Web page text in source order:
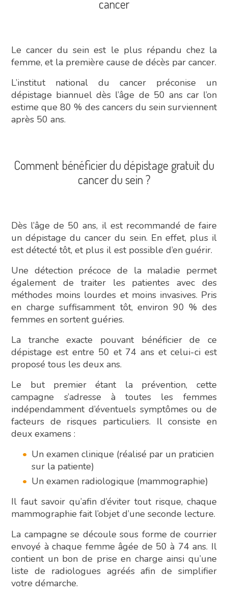
cancer
Le cancer du sein est le plus répandu chez la
femme, et la première cause de décès par cancer.
L’institut national du cancer préconise un
dépistage biannuel dès l’âge de 50 ans car l’on
estime que 80 % des cancers du sein surviennent
après 50 ans.
Comment bénéficier du dépistage gratuit du
cancer du sein ?
Dès l’âge de 50 ans, il est recommandé de faire
un dépistage du cancer du sein. En effet, plus il
est détecté tôt, et plus il est possible d’en guérir.
Une détection précoce de la maladie permet
également de traiter les patientes avec des
méthodes moins lourdes et moins invasives. Pris
en charge suffisamment tôt, environ 90 % des
femmes en sortent guéries.
La tranche exacte pouvant bénéficier de ce
dépistage est entre 50 et 74 ans et celui-ci est
proposé tous les deux ans.
Le but premier étant la prévention, cette
campagne s’adresse à toutes les femmes
indépendamment d’éventuels symptômes ou de
facteurs de risques particuliers. Il consiste en
deux examens :
Un examen clinique (réalisé par un praticien
sur la patiente)
Un examen radiologique (mammographie)
Il faut savoir qu’afin d’éviter tout risque, chaque
mammographie fait l’objet d’une seconde lecture.
La campagne se découle sous forme de courrier
envoyé à chaque femme âgée de 50 à 74 ans. Il
contient un bon de prise en charge ainsi qu’une
liste de radiologues agréés afin de simplifier
votre démarche.